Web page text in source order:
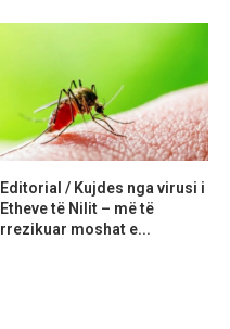
Editorial / Kujdes nga virusi i
Etheve të Nilit – më të
rrezikuar moshat e...